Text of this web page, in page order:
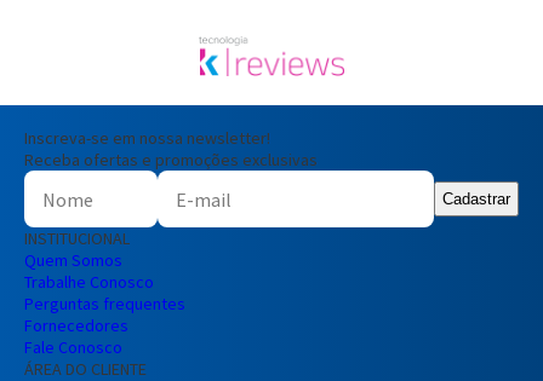
Inscreva-se em nossa newsletter!
Receba ofertas e promoções exclusivas
Cadastrar
INSTITUCIONAL
Quem Somos
Trabalhe Conosco
Perguntas frequentes
Fornecedores
Fale Conosco
ÁREA DO CLIENTE